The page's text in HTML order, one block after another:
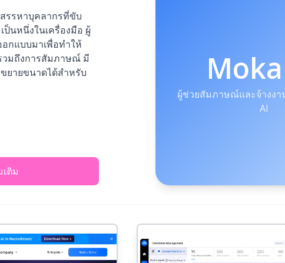
รรหาบุคลากรที่ขับ
ป็นหนึ่งในเครื่องมือ ผู้
กแบบมาเพื่อทำให้
วมถึงการสัมภาษณ์ มี
ยายขนาดได้สำหรับ
เติม
ผู้ช่วยสัมภาษณ์และจ้างง
AI